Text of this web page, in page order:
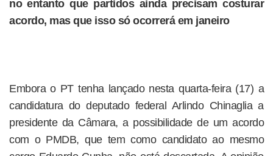
no entanto que partidos ainda precisam costurar
acordo, mas que isso só ocorrerá em janeiro
Embora o PT tenha lançado nesta quarta-feira (17) a
candidatura do deputado federal Arlindo Chinaglia a
presidente da Câmara, a possibilidade de um acordo
com o PMDB, que tem como candidato ao mesmo